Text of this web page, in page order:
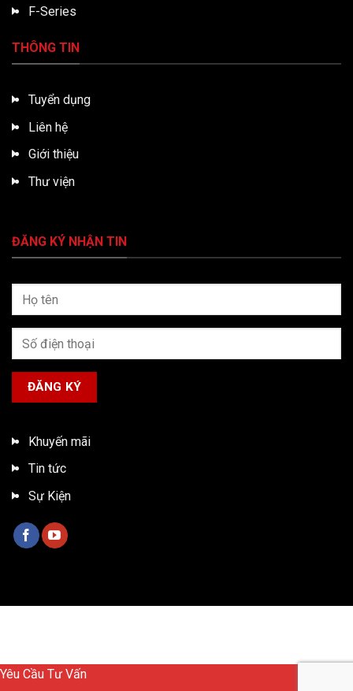
F-Series
THÔNG TIN
Tuyển dụng
Liên hệ
Giới thiệu
Thư viện
ĐĂNG KÝ NHẬN TIN
Khuyến mãi
Tin tức
Sự Kiện
Yêu Cầu Tư Vấn